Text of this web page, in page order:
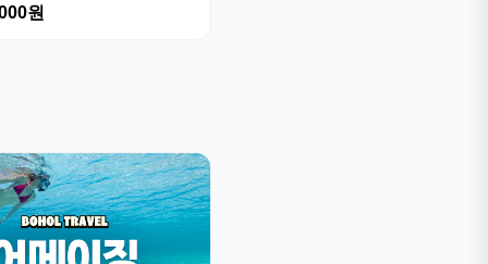
원